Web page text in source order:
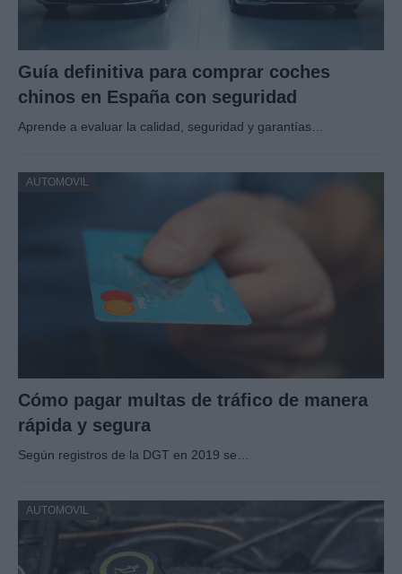
Guía definitiva para comprar coches
chinos en España con seguridad
Aprende a evaluar la calidad, seguridad y garantías…
AUTOMOVIL
Cómo pagar multas de tráfico de manera
rápida y segura
Según registros de la DGT en 2019 se…
AUTOMOVIL